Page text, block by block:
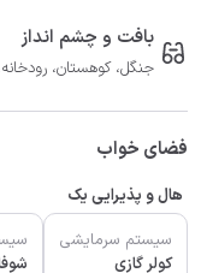
بافت و چشم انداز
جنگل، کوهستان،
فضای خواب
هال و پذیرایی یک
سیستم سرمایشی
کولر گازی